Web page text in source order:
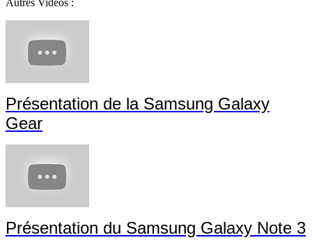
Autres Vidéos :
Présentation de la Samsung Galaxy
Gear
Présentation du Samsung Galaxy Note 3